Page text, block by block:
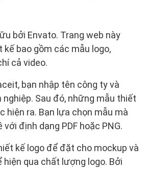
bởi Envato. Trang web này
bao gồm các mẫu logo,
cả video.
bạn nhập tên công ty và
nghiệp. Sau đó, những mẫu thiết
hiện ra. Bạn lựa chọn mẫu mà
với định dạng PDF hoặc PNG.
kế logo để đặt cho mockup và
qua chất lượng logo. Bởi